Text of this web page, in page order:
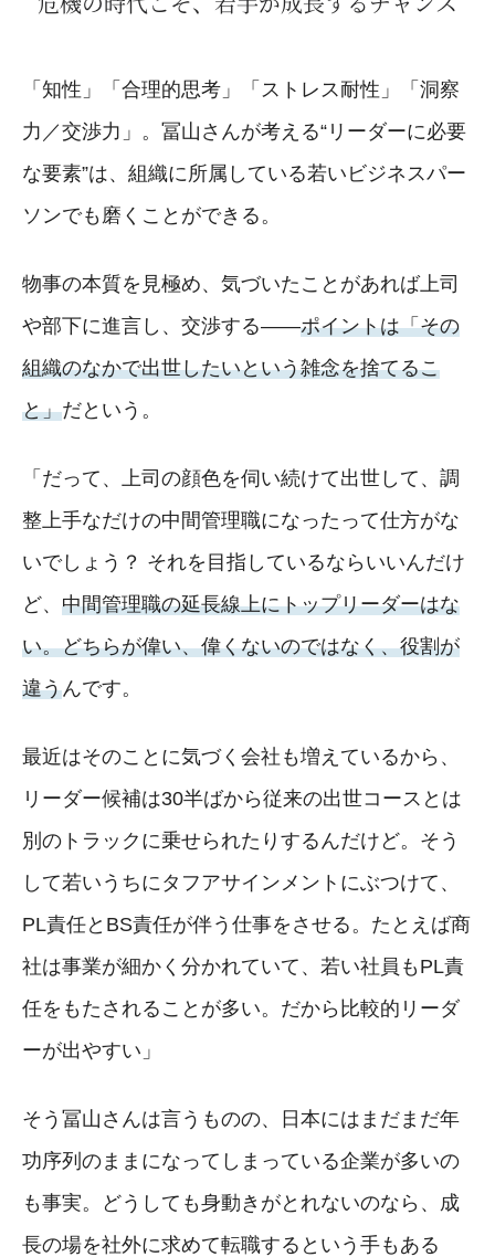
「知性」「合理的思考」「ストレス耐性」「洞察
力／交渉力」。冨山さんが考える“リーダーに必要
な要素”は、組織に所属している若いビジネスパー
ソンでも磨くことができる。
物事の本質を見極め、気づいたことがあれば上司
や部下に進言し、交渉する――ポイントは「その
組織のなかで出世したいという雑念を捨てるこ
と」だという。
「だって、上司の顔色を伺い続けて出世して、調
整上手なだけの中間管理職になったって仕方がな
いでしょう？ それを目指しているならいいんだけ
ど、 中間管理職の延長線上にトップリーダーはな
い。どちらが偉い、偉くないのではなく、役割が
違うんです。
最近はそのことに気づく会社も増えているから、
リーダー候補は30半ばから従来の出世コースとは
別のトラックに乗せられたりするんだけど。そう
して若いうちにタフアサインメントにぶつけて、
PL責任とBS責任が伴う仕事をさせる。たとえば商
社は事業が細かく分かれていて、若い社員もPL責
任をもたされることが多い。だから比較的リーダ
ーが出やすい」
そう冨山さんは言うものの、日本にはまだまだ年
功序列のままになってしまっている企業が多いの
も事実。どうしても身動きがとれないのなら、成
長の場を社外に求めて転職するという手もある